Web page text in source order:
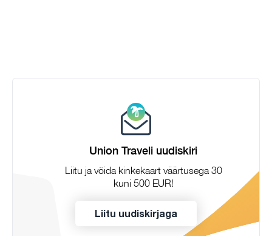
Union Traveli uudiskiri
Liitu ja võida kinkekaart väärtusega 30
kuni 500 EUR!
Liitu uudiskirjaga